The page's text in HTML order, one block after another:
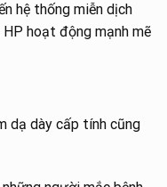
hệ thống miễn dịch
hoạt động mạnh mẽ
dạ dày cấp tính cũng